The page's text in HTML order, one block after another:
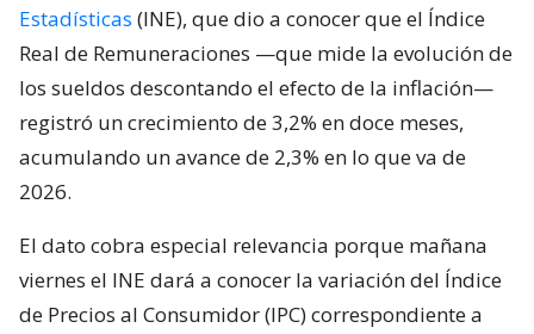
Estadísticas (INE), que dio a conocer que el Índice
Real de Remuneraciones —que mide la evolución de
los sueldos descontando el efecto de la inflación—
registró un crecimiento de 3,2% en doce meses,
acumulando un avance de 2,3% en lo que va de
2026.
El dato cobra especial relevancia porque mañana
viernes el INE dará a conocer la variación del Índice
de Precios al Consumidor (IPC) correspondiente a